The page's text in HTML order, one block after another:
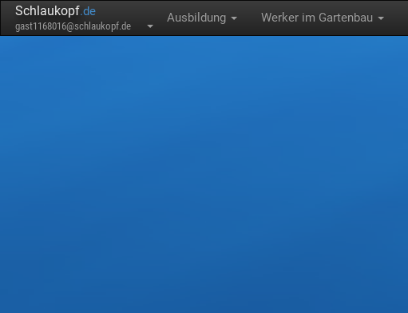
Schlaukopf.de
gast1168016@schlaukopf.de
Ausbildung Werker im Gartenbau